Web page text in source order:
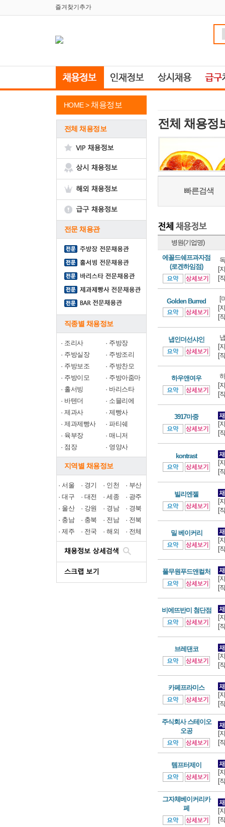
즐겨찾기추가
HOME > 채용정보
전체 채용정보
전문 채용관
직종별 채용정보
· 조리사 · 주방장
· 주방실장 · 주방조리
· 주방보조 · 주방찬모
· 주방이모 · 주방아줌마
· 홀서빙 · 바리스타
· 바텐더 · 소믈리에
·제과사 ·제빵사
·제과제빵사 ·파티쉐
· 육부장 ·매니저
· 점장 · 영양사
지역별 채용정보
· 서울 · 경기 · 인천 · 부산
· 대구 · 대전 · 세종 · 광주
· 울산 · 강원 · 경남 · 경북
· 충남 · 충북 · 전남 · 전북
· 제주 · 전국 · 해외 · 전체
전체 채용정
빠른검색
병원(기업명)
에꼴드쉐프과자점
(로겐하임점)
[
[
Golden Burred
[
[
[
냅인더선샤인
[
[
하우앤여우
[
[
3917마중
[
[
kontrast
[
[
빌리엔젤
[
[
밀 베이커리
[
[
풀무원푸드앤컬처
[
[
비에뜨반미 첨단점
[
[
브레댄코
[
[
카페프라미스
[
[
주식회사 스테이오
오공
[
[
템프터제이
[
[
그자체베이커리카
페
[
[